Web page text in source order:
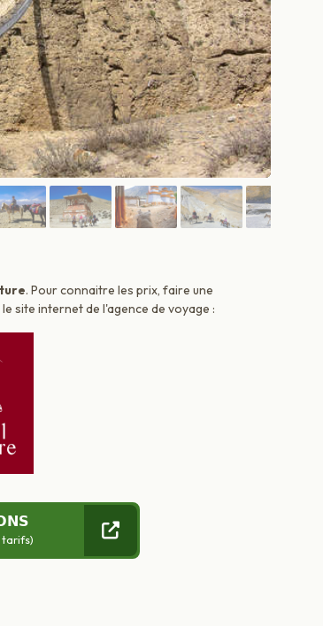
. Pour connaitre les prix, faire une
site internet de l'agence de voyage :
tarifs)